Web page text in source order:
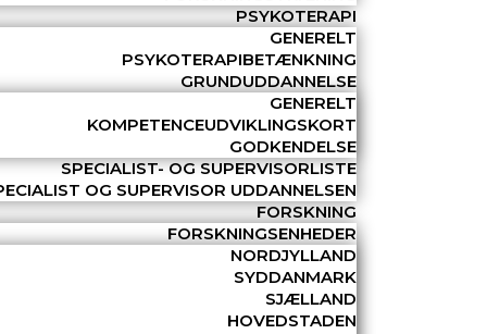
PSYKOTERAPI
GENERELT
PSYKOTERAPIBETÆNKNING
GRUNDUDDANNELSE
GENERELT
KOMPETENCEUDVIKLINGSKORT
GODKENDELSE
SPECIALIST- OG SUPERVISORLISTE
OG SUPERVISOR UDDANNELSEN
FORSKNING
FORSKNINGSENHEDER
NORDJYLLAND
SYDDANMARK
SJÆLLAND
HOVEDSTADEN